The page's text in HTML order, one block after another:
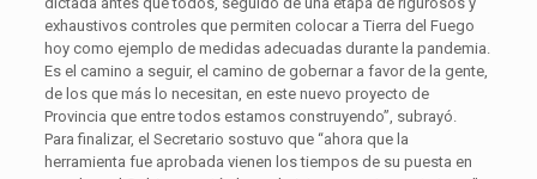
exhaustivos controles que permiten colocar a Tierra del Fuego
hoy como ejemplo de medidas adecuadas durante la pandemia.
Es el camino a seguir, el camino de gobernar a favor de la gente,
de los que más lo necesitan, en este nuevo proyecto de
Provincia que entre todos estamos construyendo”, subrayó.
Para finalizar, el Secretario sostuvo que “ahora que la
herramienta fue aprobada vienen los tiempos de su puesta en